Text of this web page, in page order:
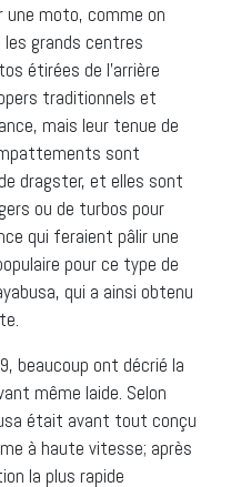
moto, comme on
les grands centres
étirées de l’arrière
traditionnels et
mais leur tenue de
sont
dragster, et elles sont
ou de turbos pour
qui feraient pâlir une
pour ce type de
qui a ainsi obtenu
beaucoup ont décrié la
même laide. Selon
était avant tout conçu
à haute vitesse; après
la plus rapide